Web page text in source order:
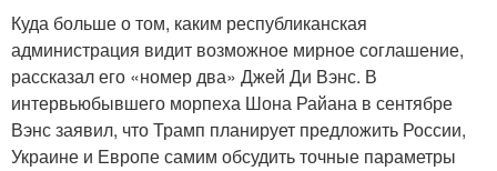
Куда больше о том, каким республиканская
администрация видит возможное мирное соглашение,
рассказал его «номер два» Джей Ди Вэнс. В
интервьюбывшего морпеха Шона Райана в сентябре
Вэнс заявил, что Трамп планирует предложить России,
Украине и Европе самим обсудить точные параметры